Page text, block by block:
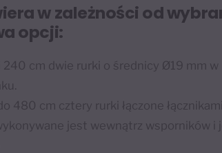
w zależności od
opcji:
240 cm dwie rurki o średnicy Ø19 mm w
480 cm cztery rurki łączone łącznikami
jest wewnątrz wsporników i